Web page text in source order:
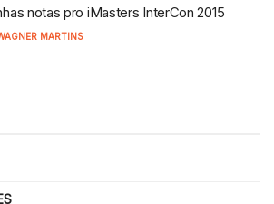
notas pro iMasters InterCon 2015
MARTINS